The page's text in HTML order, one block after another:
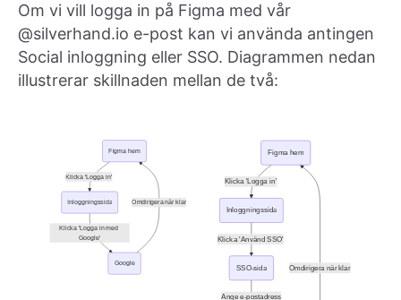
Om vi vill logga in på Figma med vår
@silverhand.io e-post kan vi använda antingen
Social inloggning eller SSO. Diagrammen nedan
illustrerar skillnaden mellan de två: